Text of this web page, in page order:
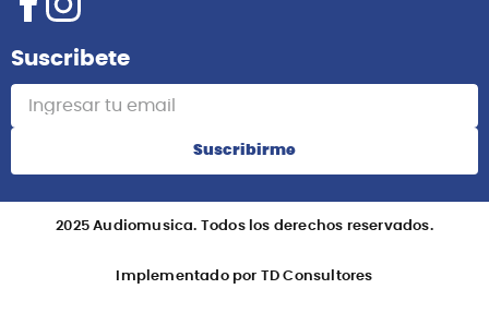
Suscribete
Suscribirme
2025 Audiomusica. Todos los derechos reservados.
Implementado por TD Consultores